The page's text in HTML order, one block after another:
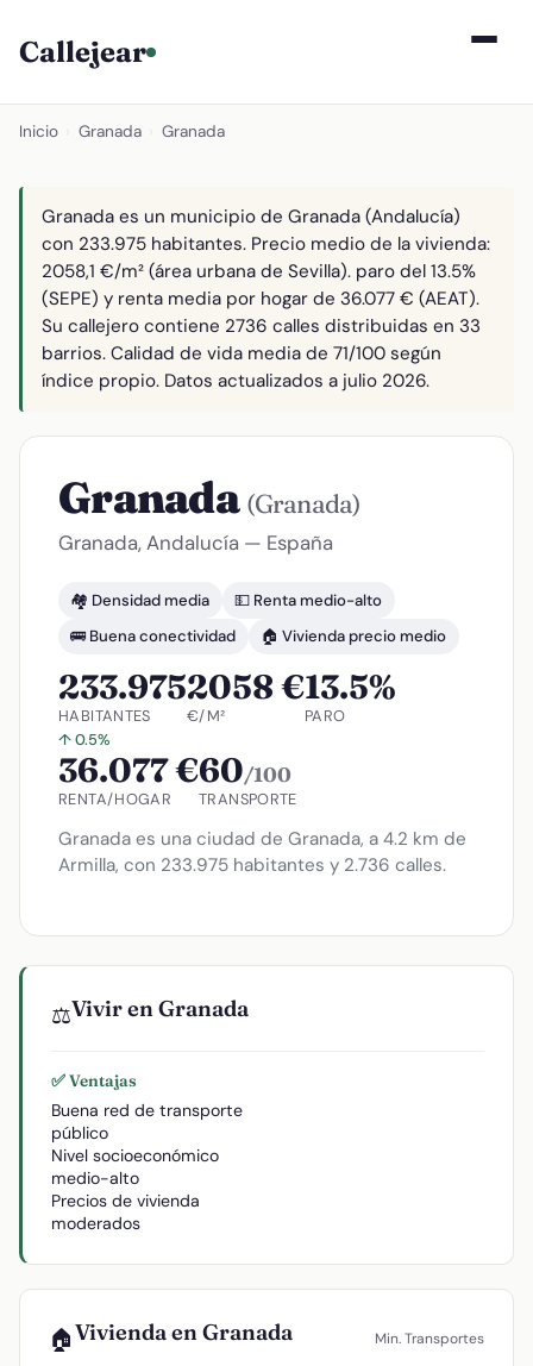
Callejear
Inicio Granada Granada
Granada es un municipio de Granada (Andalucía)
con 233.975 habitantes. Precio medio de la vivienda:
2058,1 €/m² (área urbana de Sevilla). paro del 13.5%
(SEPE) y renta media por hogar de 36.077 € (AEAT).
Su callejero contiene 2736 calles distribuidas en 33
barrios. Calidad de vida media de 71/100 según
índice propio. Datos actualizados a julio 2026.
Granada (Granada)
Granada, Andalucía — España
🏘️ Densidad media
💵 Renta medio-alto
🚌 Buena conectividad
🏠 Vivienda precio medio
233.975
HABITANTES
↑ 0.5%
2058 €
€/M²
13.5%
PARO
36.077 €
RENTA/HOGAR
60/100
TRANSPORTE
Granada es una ciudad de Granada, a 4.2 km de
Armilla, con 233.975 habitantes y 2.736 calles.
⚖️Vivir en Granada
✅ Ventajas
Buena red de transporte
público
Nivel socioeconómico
medio-alto
Precios de vivienda
moderados
🏠Vivienda en Granada Min. Transportes